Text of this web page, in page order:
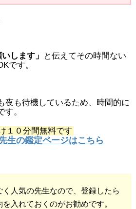
します」
と伝えてその時間ない
です。
夜も待機しているため、時間的に
。
１０分間無料です
生の鑑定ページはこちら
人気の先生なので、登録したら
入れておくのがお勧めです。